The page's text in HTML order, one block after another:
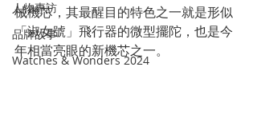
人物專訪
品牌故事
Watches & Wonders 2024
械機芯，其最醒目的特色之一就是形似
「淑女號」飛行器的微型擺陀，也是今
年相當亮眼的新機芯之一。